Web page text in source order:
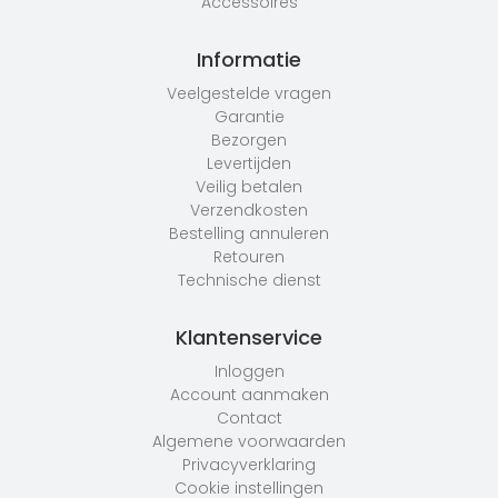
Informatie
Veelgestelde vragen
Garantie
Bezorgen
Levertijden
Veilig betalen
Verzendkosten
Bestelling annuleren
Retouren
Technische dienst
Klantenservice
Inloggen
Account aanmaken
Contact
Algemene voorwaarden
Privacyverklaring
Cookie instellingen